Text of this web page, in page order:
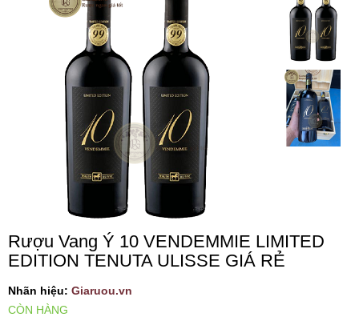
VANG TÂY BAN NHA
RƯỢU VANG MỸ
RƯỢU VANG NGỌT
RƯỢU VANG BỊCH
RƯỢU VANG ÚC
RƯỢU VANG ÁO
RƯỢU SỮA
Rượu Vang Ý 10 VENDEMMIE LIMITED
EDITION TENUTA ULISSE GIÁ RẺ
Nhãn hiệu: Giaruou.vn
CÒN HÀNG